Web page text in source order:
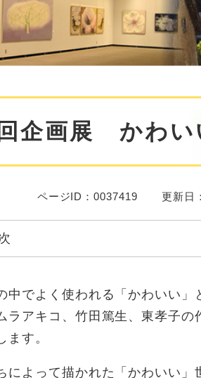
企画展 かわい
ページID：0037419 更新日
中でよく使われる「かわいい
ラアキコ、竹田篤生、東孝子
ます。
によって描かれた「かわいい